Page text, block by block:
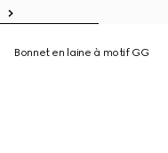
Bonnet en laine à motif GG